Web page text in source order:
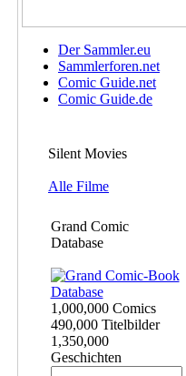
Der Sammler.eu
Sammlerforen.net
Comic Guide.net
Comic Guide.de
Silent Movies
Alle Filme
Grand Comic
Database
1,000,000 Comics
490,000 Titelbilder
1,350,000
Geschichten